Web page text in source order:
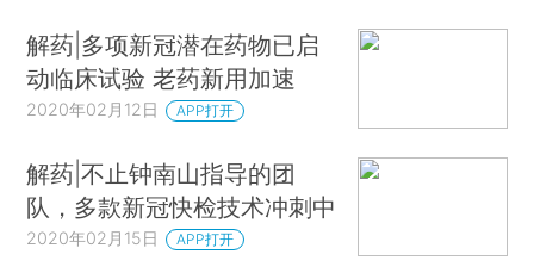
解药|多项新冠潜在药物已启
动临床试验 老药新用加速
2020年02月12日 APP打开
解药|不止钟南山指导的团
队，多款新冠快检技术冲刺中
2020年02月15日 APP打开